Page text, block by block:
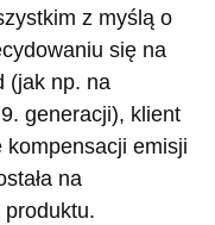
z myślą o
się na
(jak np. na
generacji), klient
kompensacji emisji
na